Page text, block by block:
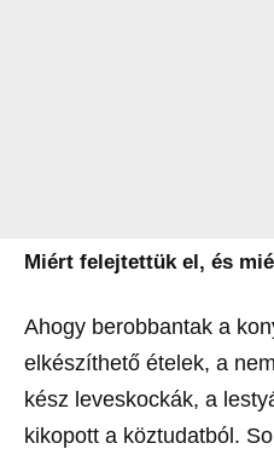
Miért felejtettük el, és
Ahogy berobbantak a
elkészíthető ételek, a
kész leveskockák, a
kikopott a köztudatból.